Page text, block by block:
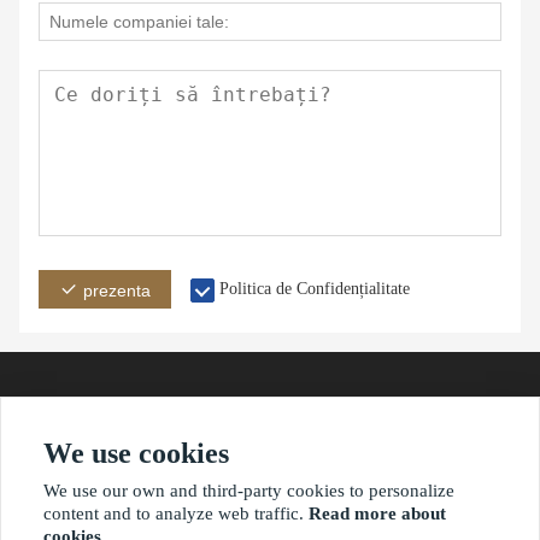
prezenta Politica de Confidențialitate
adresă
We use cookies
We use our own and third-party cookies to personalize
content and to analyze web traffic. Read more about